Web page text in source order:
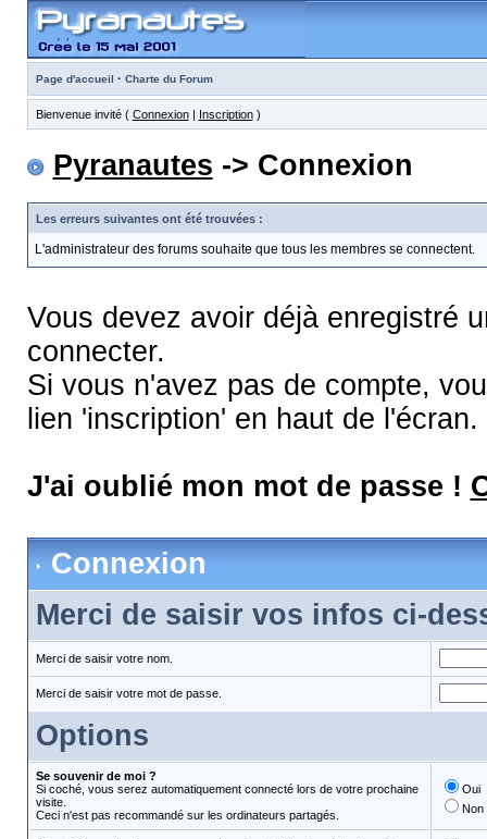
Page d'accueil · Charte du Forum
Bienvenue invité ( Connexion| Inscription)
Pyranautes -> Connexion
Les erreurs suivantes ont été trouvées :
L'administrateur des forums souhaite que tous les membres se connectent.
Vous devez avoir déjà enregistré
connecter.
Si vous n'avez pas de compte,
lien 'inscription' en haut de l'écran.
J'ai oublié mon mot de passe !
Connexion
Merci de saisir vos infos ci-
Merci de saisir votre nom.
Merci de saisir votre mot de passe.
Options
Se souvenir de moi ?
Si coché, vous serez automatiquement connecté lors de votre prochaine
visite.
Ceci n'est pas recommandé sur les ordinateurs partagés.
Oui
Non